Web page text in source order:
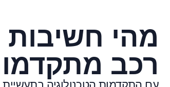
מהי חשיבות
רכב